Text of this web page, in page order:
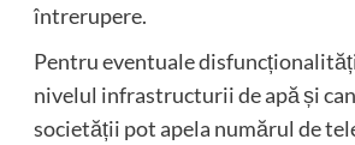
întrerupere.
Pentru eventuale
nivelul infrastructurii de apă și
societății pot apela numărul de